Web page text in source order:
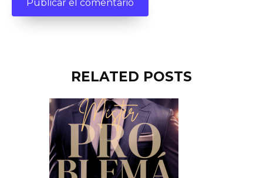
RELATED POSTS